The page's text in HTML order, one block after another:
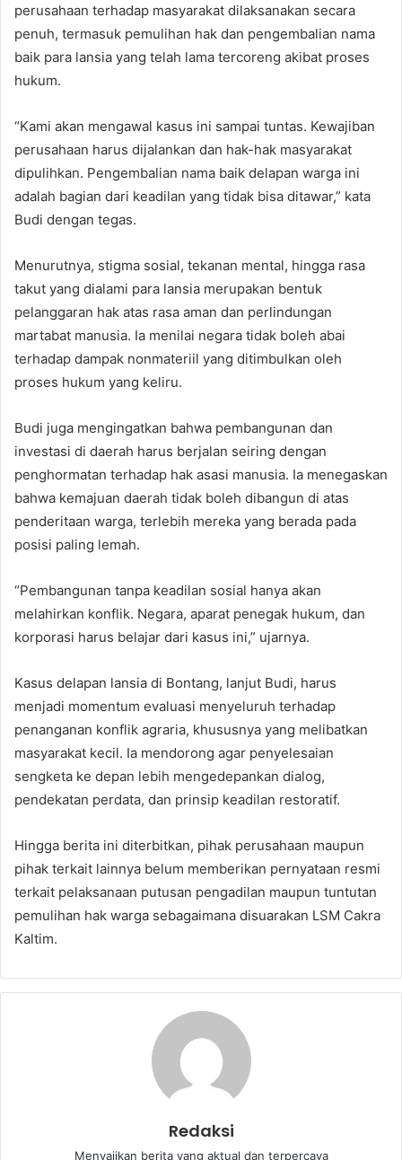
perusahaan terhadap masyarakat dilaksanakan secara
penuh, termasuk pemulihan hak dan pengembalian nama
baik para lansia yang telah lama tercoreng akibat proses
hukum.
“Kami akan mengawal kasus ini sampai tuntas. Kewajiban
perusahaan harus dijalankan dan hak-hak masyarakat
dipulihkan. Pengembalian nama baik delapan warga ini
adalah bagian dari keadilan yang tidak bisa ditawar,” kata
Budi dengan tegas.
Menurutnya, stigma sosial, tekanan mental, hingga rasa
takut yang dialami para lansia merupakan bentuk
pelanggaran hak atas rasa aman dan perlindungan
martabat manusia. Ia menilai negara tidak boleh abai
terhadap dampak nonmateriil yang ditimbulkan oleh
proses hukum yang keliru.
Budi juga mengingatkan bahwa pembangunan dan
investasi di daerah harus berjalan seiring dengan
penghormatan terhadap hak asasi manusia. Ia menegaskan
bahwa kemajuan daerah tidak boleh dibangun di atas
penderitaan warga, terlebih mereka yang berada pada
posisi paling lemah.
“Pembangunan tanpa keadilan sosial hanya akan
melahirkan konflik. Negara, aparat penegak hukum, dan
korporasi harus belajar dari kasus ini,” ujarnya.
Kasus delapan lansia di Bontang, lanjut Budi, harus
menjadi momentum evaluasi menyeluruh terhadap
penanganan konflik agraria, khususnya yang melibatkan
masyarakat kecil. Ia mendorong agar penyelesaian
sengketa ke depan lebih mengedepankan dialog,
pendekatan perdata, dan prinsip keadilan restoratif.
Hingga berita ini diterbitkan, pihak perusahaan maupun
pihak terkait lainnya belum memberikan pernyataan resmi
terkait pelaksanaan putusan pengadilan maupun tuntutan
pemulihan hak warga sebagaimana disuarakan LSM Cakra
Kaltim.
Redaksi
Menyajikan berita yang aktual dan terpercaya